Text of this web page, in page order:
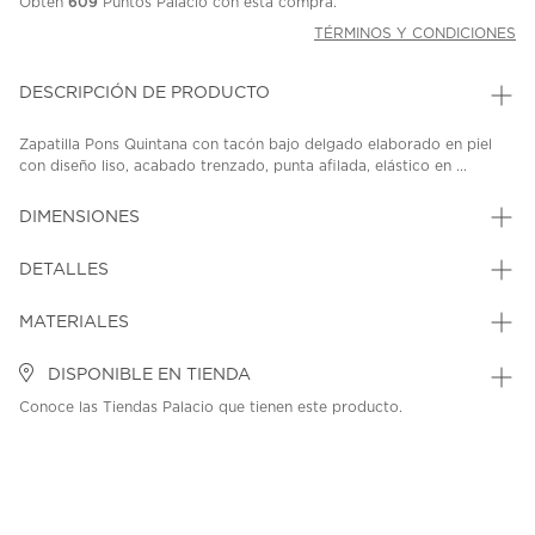
TÉRMINOS Y CONDICIONES
DESCRIPCIÓN DE PRODUCTO
Zapatilla Pons Quintana con tacón bajo delgado elaborado en piel
con diseño liso, acabado trenzado, punta afilada, elástico en ...
DIMENSIONES
DETALLES
MATERIALES
DISPONIBLE EN TIENDA
Conoce las Tiendas Palacio que tienen este producto.